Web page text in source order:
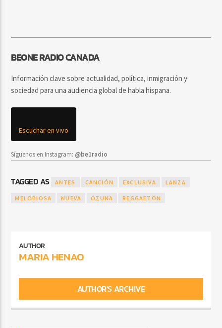
BEONE RADIO CANADA
Información clave sobre actualidad, política, inmigración y
sociedad para una audiencia global de habla hispana.
Escuchar en vivo
Síguenos en Instagram: @be1radio
TAGGED AS ANTES CANCIÓN EXCLUSIVA LANZA
MELODIOSA NUEVA OZUNA REGGAETON
AUTHOR
MARIA HENAO
AUTHOR'S ARCHIVE